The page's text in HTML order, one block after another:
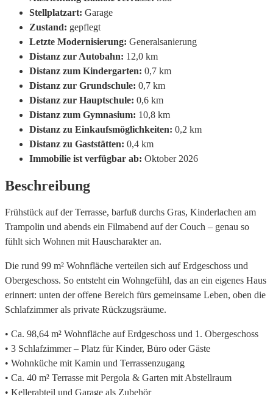
Stellplatzart: Garage
Zustand: gepflegt
Letzte Modernisierung: Generalsanierung
Distanz zur Autobahn: 12,0 km
Distanz zum Kindergarten: 0,7 km
Distanz zur Grundschule: 0,7 km
Distanz zur Hauptschule: 0,6 km
Distanz zum Gymnasium: 10,8 km
Distanz zu Einkaufsmöglichkeiten: 0,2 km
Distanz zu Gaststätten: 0,4 km
Immobilie ist verfügbar ab: Oktober 2026
Beschreibung
Frühstück auf der Terrasse, barfuß durchs Gras, Kinderlachen am
Trampolin und abends ein Filmabend auf der Couch – genau so
fühlt sich Wohnen mit Hauscharakter an.
Die rund 99 m² Wohnfläche verteilen sich auf Erdgeschoss und
Obergeschoss. So entsteht ein Wohngefühl, das an ein eigenes Haus
erinnert: unten der offene Bereich fürs gemeinsame Leben, oben die
Schlafzimmer als private Rückzugsräume.
• Ca. 98,64 m² Wohnfläche auf Erdgeschoss und 1. Obergeschoss
• 3 Schlafzimmer – Platz für Kinder, Büro oder Gäste
• Wohnküche mit Kamin und Terrassenzugang
• Ca. 40 m² Terrasse mit Pergola & Garten mit Abstellraum
• Kellerabteil und Garage als Zubehör